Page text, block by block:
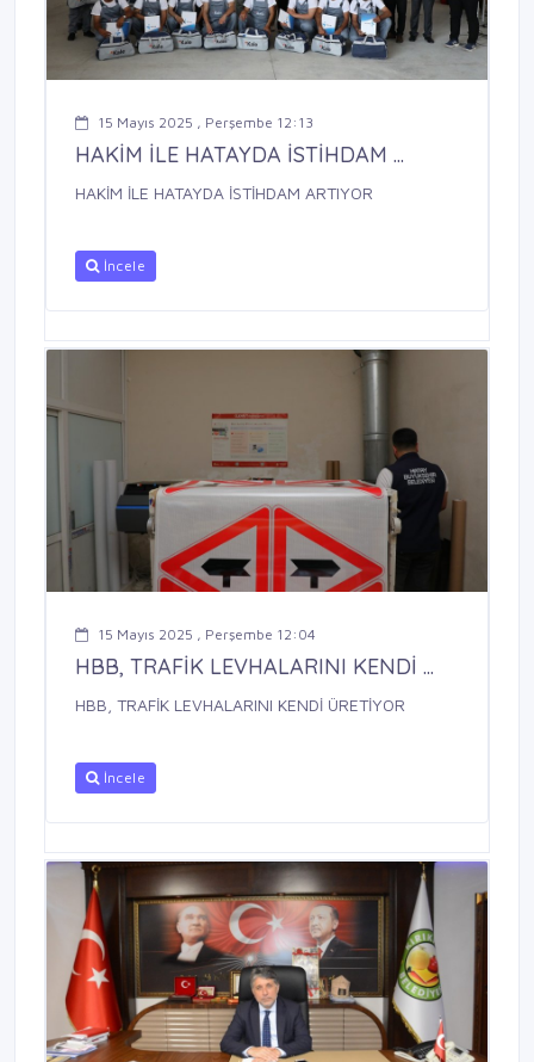
15 Mayıs 2025 , Perşembe 12:13
HAKİM İLE HATAYDA İSTİHDAM ...
HAKİM İLE HATAYDA İSTİHDAM ARTIYOR
İncele
15 Mayıs 2025 , Perşembe 12:04
HBB, TRAFİK LEVHALARINI KENDİ ...
HBB, TRAFİK LEVHALARINI KENDİ ÜRETİYOR
İncele